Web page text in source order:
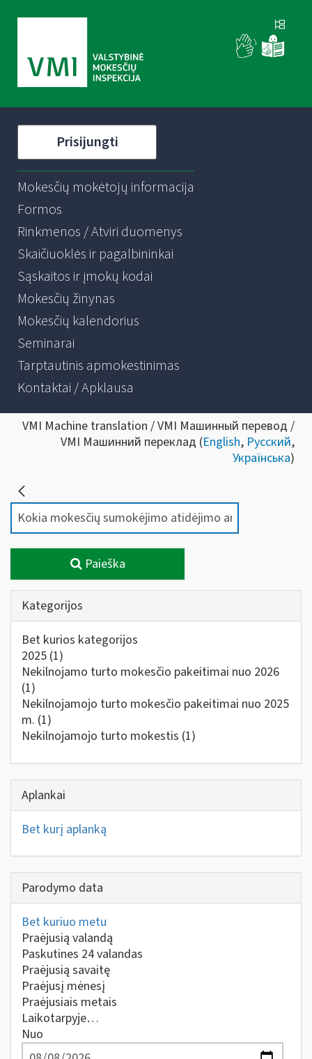
Prisijungti
Mokesčių mokėtojų informacija
Formos
Rinkmenos / Atviri duomenys
Skaičiuoklės ir pagalbininkai
Sąskaitos ir įmokų kodai
Mokesčių žinynas
Mokesčių kalendorius
Seminarai
Tarptautinis apmokestinimas
Kontaktai / Apklausa
VMI Machine translation / VMI Машинный перевод /
VMI Машинний переклад (English, Русский,
Українська)
Paieška
Kategorijos
Bet kurios kategorijos
2025 (1)
Nekilnojamo turto mokesčio pakeitimai nuo 2026
(1)
Nekilnojamojo turto mokesčio pakeitimai nuo 2025
m. (1)
Nekilnojamojo turto mokestis (1)
Aplankai
Bet kurį aplanką
Parodymo data
Bet kuriuo metu
Praėjusią valandą
Paskutines 24 valandas
Praėjusią savaitę
Praėjusį mėnesį
Praėjusiais metais
Laikotarpyje…
Nuo